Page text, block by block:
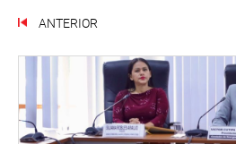
ANTERIOR